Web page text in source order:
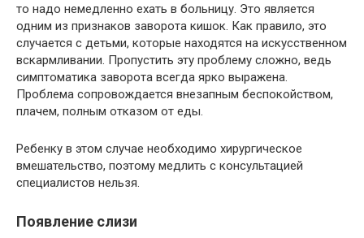
то надо немедленно ехать в больницу. Это является
одним из признаков заворота кишок. Как правило, это
случается с детьми, которые находятся на искусственном
вскармливании. Пропустить эту проблему сложно, ведь
симптоматика заворота всегда ярко выражена.
Проблема сопровождается внезапным беспокойством,
плачем, полным отказом от еды.
Ребенку в этом случае необходимо хирургическое
вмешательство, поэтому медлить с консультацией
специалистов нельзя.
Появление слизи